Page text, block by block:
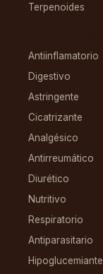
Terpenoides
Antiinflamatorio
Digestivo
Astringente
Cicatrizante
Analgésico
Antirreumático
Diurético
Nutritivo
Respiratorio
Antiparasitario
Hipoglucemiante